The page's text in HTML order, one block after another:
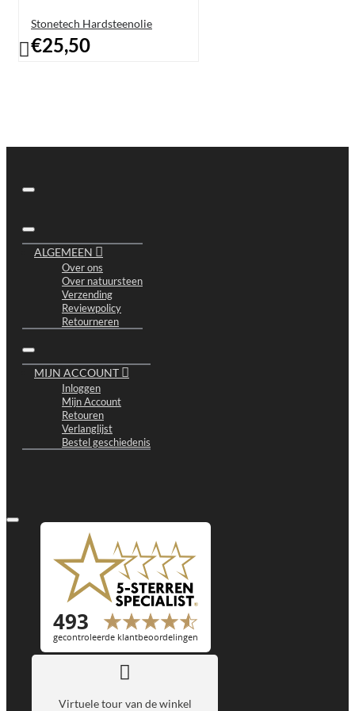
Stonetech Hardsteenolie
€25,50
ALGEMEEN
Over ons
Over natuursteen
Verzending
Reviewpolicy
Retourneren
MIJN ACCOUNT
Inloggen
Mijn Account
Retouren
Verlanglijst
Bestel geschiedenis
Virtuele tour van de winkel